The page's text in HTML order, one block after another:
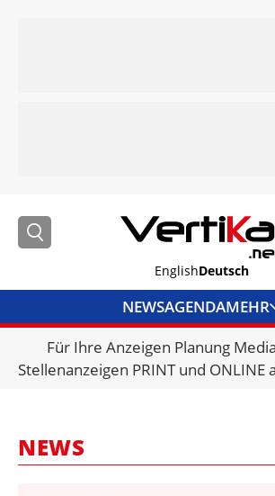
EnglishDeutsch
NEWSAGENDAMEHR
BRANCHENLINKS
VERMIETER
Für Ihre Anzeigen Planung
Stellenanzeigen PRINT und ONLINE
NEWS